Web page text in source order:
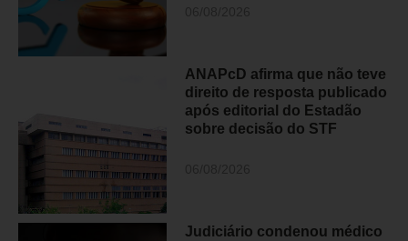
ANAPcD afirma que não teve
direito de resposta publicado
após editorial do Estadão
sobre decisão do STF
Judiciário condenou médico